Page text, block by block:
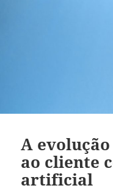
A
ao cliente
artificial